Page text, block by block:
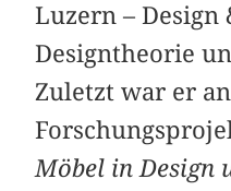
Luzern – Design
Designtheorie
Zuletzt war er
Möbel in Design